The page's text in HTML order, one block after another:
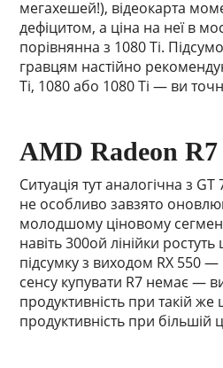
мегахешей!), відеокарта
дефіцитом, а ціна на неї в
порівнянна з 1080 Ti.
гравцям настійно
Ti, 1080 або 1080 Ti — ви
AMD Radeon R7
Ситуація тут аналогічна з
не особливо завзято
молодшому ціновому
навіть 300ой лінійки
підсумку з виходом RX 550
сенсу купувати R7 немає —
продуктивність при такій же
продуктивність при більшій